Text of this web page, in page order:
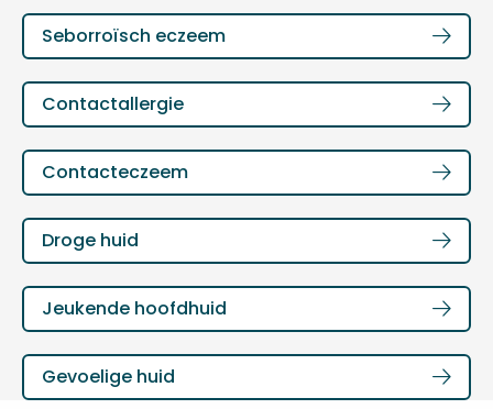
Seborroïsch eczeem
Lees
meer
over
Contactallergie
Lees
meer
over
Contacteczeem
Lees
meer
over
Droge huid
Lees
meer
over
Jeukende hoofdhuid
Lees
meer
over
Gevoelige huid
Lees
meer